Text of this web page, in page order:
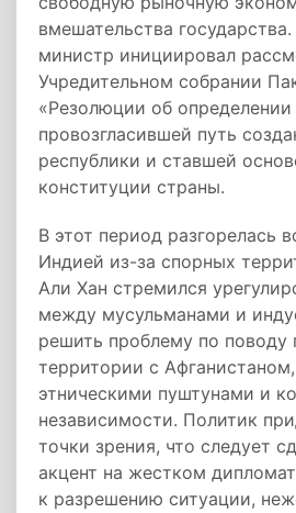
вмешательства
министр инициировал
Учредительном собрании
«Резолюции об определении
провозгласившей путь
республики и ставшей
конституции страны.
В этот период разгорелась
Индией из-за спорных
Али Хан стремился
между мусульманами и
решить проблему по поводу
территории с
этническими пуштунами и
независимости. Политик
точки зрения, что следует
акцент на жестком
к разрешению ситуации,